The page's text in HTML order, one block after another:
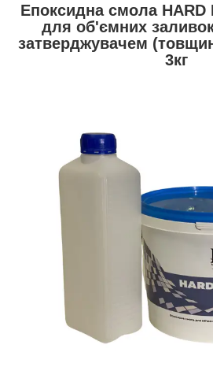
Епоксидна смола HARD
для об'ємних
затверджувачем
3кг